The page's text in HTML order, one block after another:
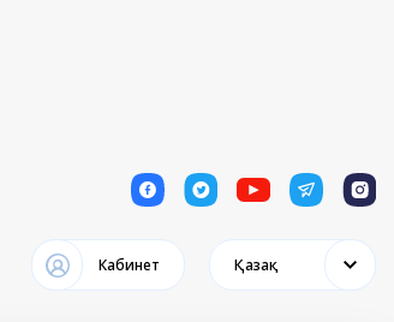
1 1 1 1 1
Кабинет Қазақ